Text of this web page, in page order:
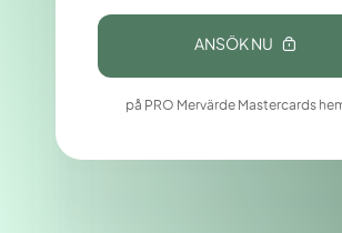
ANSÖK NU
på PRO Mervärde Mastercards